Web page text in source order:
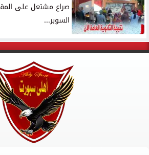
صراع مشتعل على
السوبر...